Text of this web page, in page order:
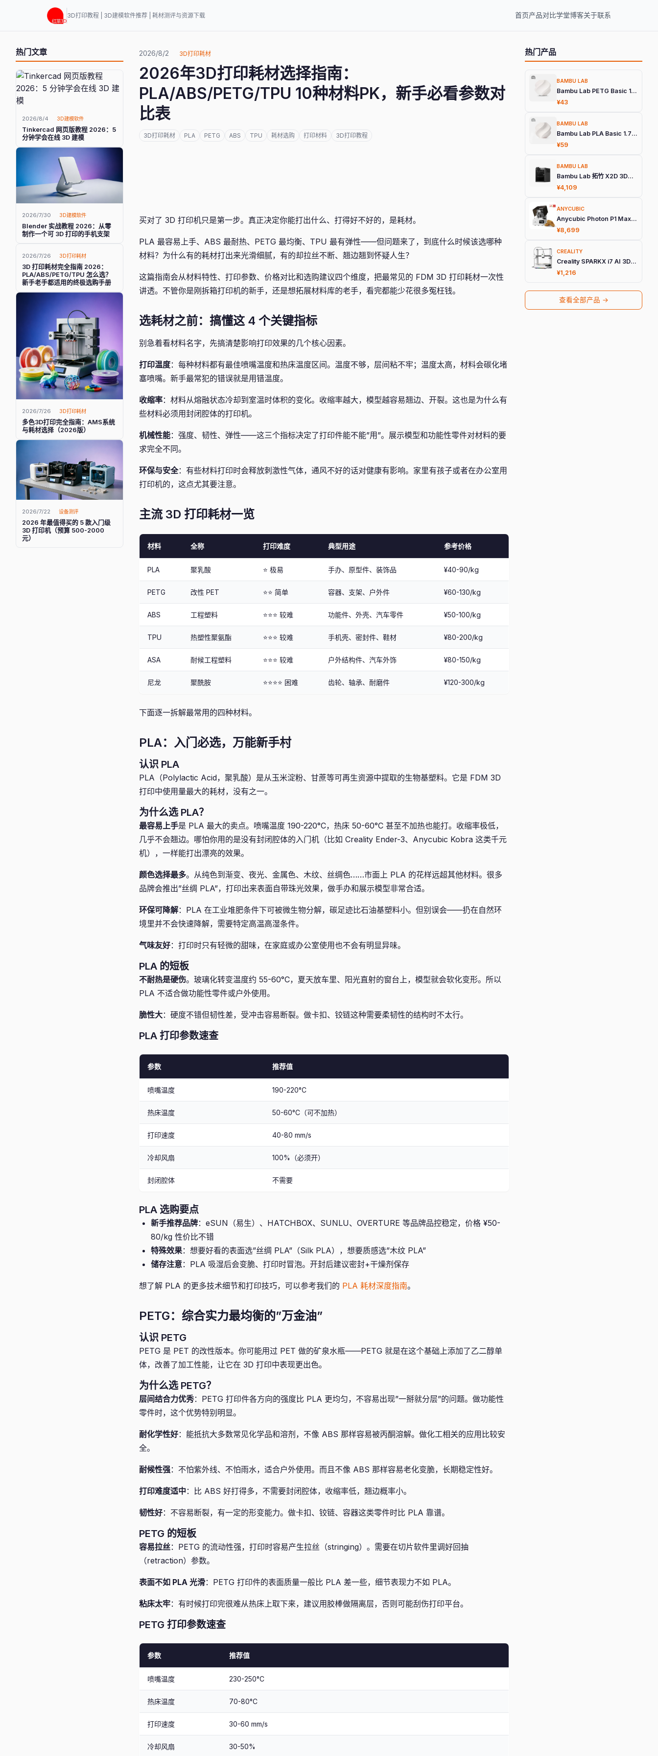
3D打印教程 | 3D建模软件推荐 | 耗材测评与资源下载 首页产品对比学堂博客关于联系
热门文章
2026/8/4 3D建模软件
Tinkercad 网页版教程 2026：5
分钟学会在线 3D 建模
2026/7/30 3D建模软件
Blender 实战教程 2026：从零
制作一个可 3D 打印的手机支架
2026/7/26 3D打印耗材
3D 打印耗材完全指南 2026：
PLA/ABS/PETG/TPU 怎么选？
新手老手都适用的终极选购手册
2026/7/26 3D打印耗材
多色3D打印完全指南：AMS系统
与耗材选择（2026版）
2026/7/22 设备测评
2026 年最值得买的 5 款入门级
3D 打印机（预算 500-2000
元）
2026/8/2 3D打印耗材
2026年3D打印耗材选择指南：
PLA/ABS/PETG/TPU 10种材料PK，新手必看参数对
比表
3D打印耗材 PLA PETG ABS TPU 耗材选购 打印材料 3D打印教程
买对了 3D 打印机只是第一步。真正决定你能打出什么、打得好不好的，是耗材。
PLA 最容易上手、ABS 最耐热、PETG 最均衡、TPU 最有弹性——但问题来了，到底什么时候该选哪种
材料？为什么有的耗材打出来光滑细腻，有的却拉丝不断、翘边翘到怀疑人生？
这篇指南会从材料特性、打印参数、价格对比和选购建议四个维度，把最常见的 FDM 3D 打印耗材一次性
讲透。不管你是刚拆箱打印机的新手，还是想拓展材料库的老手，看完都能少花很多冤枉钱。
选耗材之前：搞懂这 4 个关键指标
别急着看材料名字，先搞清楚影响打印效果的几个核心因素。
打印温度：每种材料都有最佳喷嘴温度和热床温度区间。温度不够，层间粘不牢；温度太高，材料会碳化堵
塞喷嘴。新手最常犯的错误就是用错温度。
收缩率：材料从熔融状态冷却到室温时体积的变化。收缩率越大，模型越容易翘边、开裂。这也是为什么有
些材料必须用封闭腔体的打印机。
机械性能：强度、韧性、弹性——这三个指标决定了打印件能不能”用”。展示模型和功能性零件对材料的要
求完全不同。
环保与安全：有些材料打印时会释放刺激性气体，通风不好的话对健康有影响。家里有孩子或者在办公室用
打印机的，这点尤其要注意。
主流 3D 打印耗材一览
材料 全称 打印难度 典型用途 参考价格
PLA 聚乳酸 ⭐ 极易 手办、原型件、装饰品 ¥40-90/kg
PETG 改性 PET ⭐⭐ 简单 容器、支架、户外件 ¥60-130/kg
ABS 工程塑料 ⭐⭐⭐ 较难 功能件、外壳、汽车零件 ¥50-100/kg
TPU 热塑性聚氨酯 ⭐⭐⭐ 较难 手机壳、密封件、鞋材 ¥80-200/kg
ASA 耐候工程塑料 ⭐⭐⭐ 较难 户外结构件、汽车外饰 ¥80-150/kg
尼龙 聚酰胺 ⭐⭐⭐⭐ 困难 齿轮、轴承、耐磨件 ¥120-300/kg
下面逐一拆解最常用的四种材料。
PLA：入门必选，万能新手村
认识 PLA
PLA（Polylactic Acid，聚乳酸）是从玉米淀粉、甘蔗等可再生资源中提取的生物基塑料。它是 FDM 3D
打印中使用量最大的耗材，没有之一。
为什么选 PLA？
最容易上手是 PLA 最大的卖点。喷嘴温度 190-220°C，热床 50-60°C 甚至不加热也能打。收缩率极低，
几乎不会翘边。哪怕你用的是没有封闭腔体的入门机（比如 Creality Ender-3、Anycubic Kobra 这类千元
机），一样能打出漂亮的效果。
颜色选择最多。从纯色到渐变、夜光、金属色、木纹、丝绸色……市面上 PLA 的花样远超其他材料。很多
品牌会推出”丝绸 PLA”，打印出来表面自带珠光效果，做手办和展示模型非常合适。
环保可降解：PLA 在工业堆肥条件下可被微生物分解，碳足迹比石油基塑料小。但别误会——扔在自然环
境里并不会快速降解，需要特定高温高湿条件。
气味友好：打印时只有轻微的甜味，在家庭或办公室使用也不会有明显异味。
PLA 的短板
不耐热是硬伤。玻璃化转变温度约 55-60°C，夏天放车里、阳光直射的窗台上，模型就会软化变形。所以
PLA 不适合做功能性零件或户外使用。
脆性大：硬度不错但韧性差，受冲击容易断裂。做卡扣、铰链这种需要柔韧性的结构时不太行。
PLA 打印参数速查
参数 推荐值
喷嘴温度 190-220°C
热床温度 50-60°C（可不加热）
打印速度 40-80 mm/s
冷却风扇 100%（必须开）
封闭腔体 不需要
PLA 选购要点
新手推荐品牌：eSUN（易生）、HATCHBOX、SUNLU、OVERTURE 等品牌品控稳定，价格 ¥50-
80/kg 性价比不错
特殊效果：想要好看的表面选”丝绸 PLA”（Silk PLA），想要质感选”木纹 PLA”
储存注意：PLA 吸湿后会变脆、打印时冒泡。开封后建议密封+干燥剂保存
想了解 PLA 的更多技术细节和打印技巧，可以参考我们的 PLA 耗材深度指南。
PETG：综合实力最均衡的”万金油”
认识 PETG
PETG 是 PET 的改性版本。你可能用过 PET 做的矿泉水瓶——PETG 就是在这个基础上添加了乙二醇单
体，改善了加工性能，让它在 3D 打印中表现更出色。
为什么选 PETG？
层间结合力优秀：PETG 打印件各方向的强度比 PLA 更均匀，不容易出现”一掰就分层”的问题。做功能性
零件时，这个优势特别明显。
耐化学性好：能抵抗大多数常见化学品和溶剂，不像 ABS 那样容易被丙酮溶解。做化工相关的应用比较安
全。
耐候性强：不怕紫外线、不怕雨水，适合户外使用。而且不像 ABS 那样容易老化变脆，长期稳定性好。
打印难度适中 ：比 ABS 好打得多，不需要封闭腔体，收缩率低，翘边概率小。
韧性好：不容易断裂，有一定的形变能力。做卡扣、铰链、容器这类零件时比 PLA 靠谱。
PETG 的短板
容易拉丝：PETG 的流动性强，打印时容易产生拉丝（stringing）。需要在切片软件里调好回抽
（retraction）参数。
表面不如 PLA 光滑：PETG 打印件的表面质量一般比 PLA 差一些，细节表现力不如 PLA。
粘床太牢：有时候打印完很难从热床上取下来，建议用胶棒做隔离层，否则可能刮伤打印平台。
PETG 打印参数速查
参数 推荐值
喷嘴温度 230-250°C
热床温度 70-80°C
打印速度 30-60 mm/s
冷却风扇 30-50%
热门产品
BAMBU LAB
Bambu Lab PETG Basic 1.75mm 3D打印耗材
¥43
BAMBU LAB
Bambu Lab PLA Basic 1.75mm 3D打印耗材
¥59
BAMBU LAB
Bambu Lab 拓竹 X2D 3D打印机
¥4,109
ANYCUBIC
Anycubic Photon P1 Max 旗舰光固化3D打印机
¥8,699
CREALITY
Creality SPARKX i7 AI 3D打印机
¥1,216
查看全部产品 →